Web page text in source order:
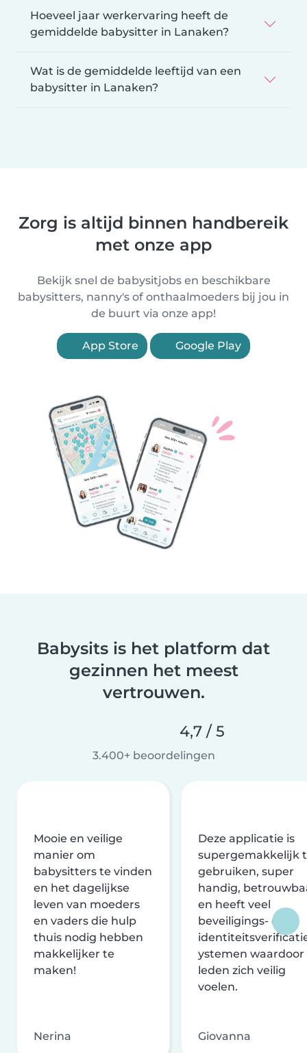
Hoeveel jaar werkervaring heeft de
gemiddelde babysitter in Lanaken?
Wat is de gemiddelde leeftijd van een
babysitter in Lanaken?
Zorg is altijd binnen handbereik
met onze app
Bekijk snel de babysitjobs en beschikbare
babysitters, nanny's of onthaalmoeders bij jou in
de buurt via onze app!
App Store Google Play
Babysits is het platform dat
gezinnen het meest
vertrouwen.
4,7 / 5
3.400+ beoordelingen
Mooie en veilige
manier om
babysitters te vinden
en het dagelijkse
leven van moeders
en vaders die hulp
thuis nodig hebben
makkelijker te
maken!
Nerina
Deze applicatie is
supergemakkelijk
gebruiken, super
handig,
en heeft veel
beveiligings- en
ystemen waardoor
leden zich veilig
voelen.
Giovanna